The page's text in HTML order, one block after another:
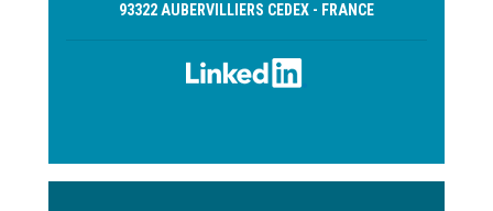
93322 AUBERVILLIERS CEDEX - FRANCE